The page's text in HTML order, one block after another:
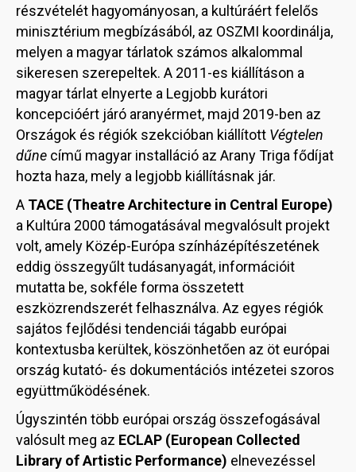
részvételét hagyományosan, a kultúráért felelős
minisztérium megbízásából, az OSZMI koordinálja,
melyen a magyar tárlatok számos alkalommal
sikeresen szerepeltek. A 2011-es kiállításon a
magyar tárlat elnyerte a Legjobb kurátori
koncepcióért járó aranyérmet, majd 2019-ben az
Országok és régiók szekcióban kiállított Végtelen
dűne című magyar installáció az Arany Triga fődíjat
hozta haza, mely a legjobb kiállításnak jár.
A TACE (Theatre Architecture in Central Europe)
a Kultúra 2000 támogatásával megvalósult projekt
volt, amely Közép-Európa színházépítészetének
eddig összegyűlt tudásanyagát, információit
mutatta be, sokféle forma összetett
eszközrendszerét felhasználva. Az egyes régiók
sajátos fejlődési tendenciái tágabb európai
kontextusba kerültek, köszönhetően az öt európai
ország kutató- és dokumentációs intézetei szoros
együttműködésének.
Úgyszintén több európai ország összefogásával
valósult meg az ECLAP (European Collected
Library of Artistic Performance) elnevezéssel